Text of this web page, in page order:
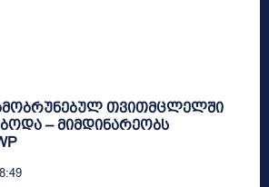
თვითმცლელში
– მიმდინარეობს